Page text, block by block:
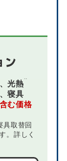
光熱
寝具
む価格
具取替回
。詳しく